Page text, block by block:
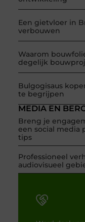
Een gietvloer in
verbouwen
Waarom
degelijk
Bulgogisaus
te begrijpen
MEDIA EN
Breng je
een social media
tips
Professioneel
audiovisueel